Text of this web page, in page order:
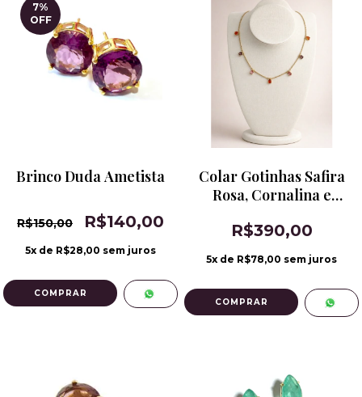
7%
OFF
Brinco Duda Ametista
R$150,00 R$140,00
5x de R$28,00 sem juros
Colar Gotinhas Safira
Rosa, Cornalina e
R$390,00
5x de R$78,00 sem juros